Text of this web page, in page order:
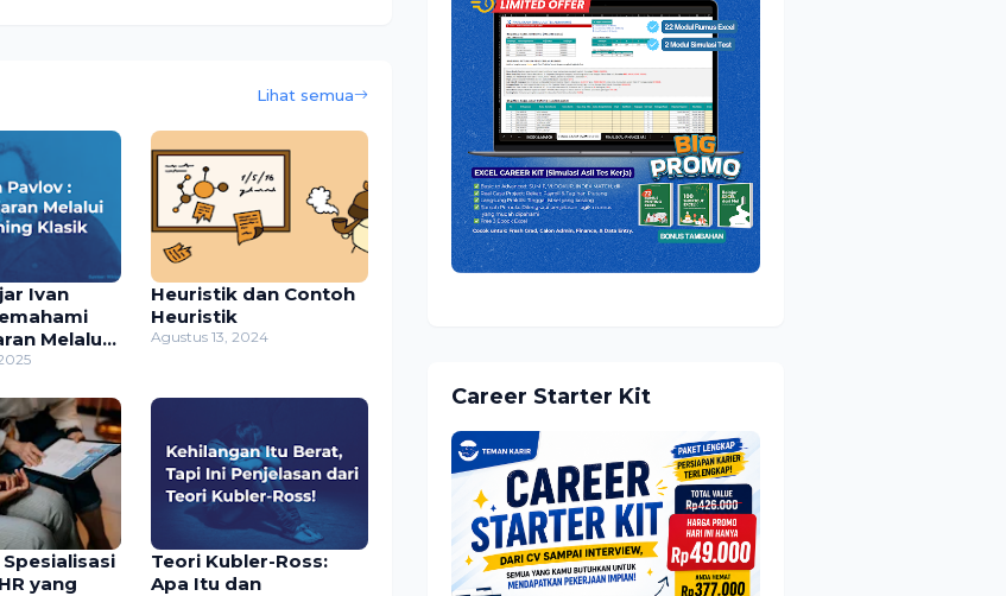
Lihat semua
Melalui
Klasik
Heuristik dan Contoh
Heuristik
Agustus 13, 2024
yang
Teori Kubler-Ross:
Apa Itu dan
Career Starter Kit